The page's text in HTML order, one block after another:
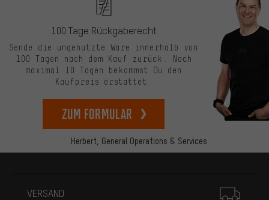
Herbert, General Operations & Services
100 Tage Rückgaberecht
Sende die ungenutzte Ware innerhalb von
100 Tagen nach dem Kauf zurück. Nach
maximal 10 Tagen bekommst Du den
Kaufpreis erstattet.
zum Formular
VERSAND